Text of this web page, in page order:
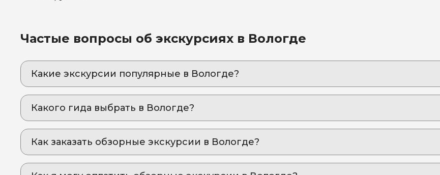
Частые вопросы об экскурсиях в Вологде
Какие экскурсии популярные в Вологде?
Узнайте уникальный мир Вологды
3. Кириллов и Ферапонтово - заповедные места Вологодчины
Они шли вместе, но построили порознь: как два монаха не поделили Север (и это прекрасно!)
4. Вологодский детинец: грандиозный замысел и секретные планы Ивана Грозного
Какого гида выбрать в Вологде?
2. Людмила.Ш 813
3. Максим.М 622
Как заказать обзорные экскурсии в Вологде?